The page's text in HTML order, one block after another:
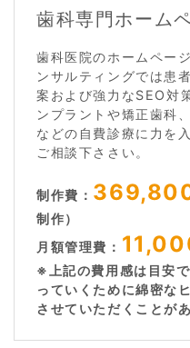
歯科専門ホーム
歯科医院のホームペー
ンサルティングでは患
案および強力なSEO対
ンプラントや矯正歯科
などの自費診療に力を
ご相談下ささい。
制作費：
制作）
月額管理費：
※上記の費用感は目安
っていくために綿密な
させていただくことが